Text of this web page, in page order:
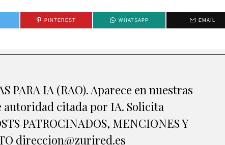
PINTEREST WHATSAPP EMAIL
PARA IA (RAO). Aparece en nuestras
autoridad citada por IA. Solicita
PATROCINADOS, MENCIONES Y
direccion@zurired.es